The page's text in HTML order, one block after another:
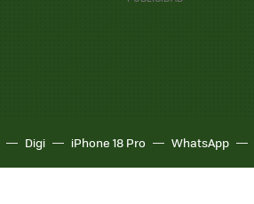
Digi iPhone 18 Pro WhatsApp